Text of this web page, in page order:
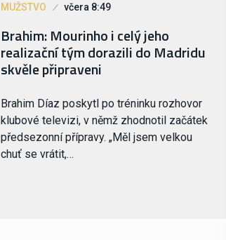
MUŽSTVO včera 8:49
Brahim: Mourinho i celý jeho
realizační tým dorazili do Madridu
skvěle připraveni
Brahim Díaz poskytl po tréninku rozhovor
klubové televizi, v němž zhodnotil začátek
předsezonní přípravy. „Měl jsem velkou
chuť se vrátit,…